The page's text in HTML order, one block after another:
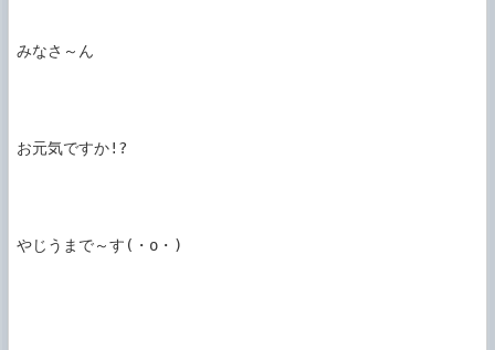
みなさ～ん
お元気ですか!?
やじうまで～す(・o・)